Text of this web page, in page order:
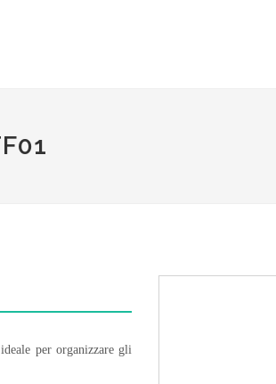
per organizzare gli